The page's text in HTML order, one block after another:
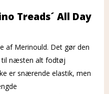
Treads´ All Day
af Merinould. Det gør den
til næsten alt fodtøj
er snærende elastik, men